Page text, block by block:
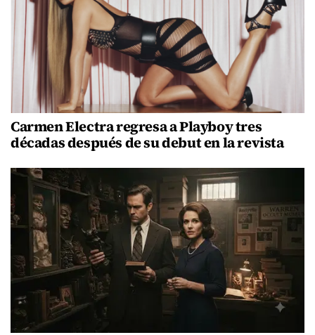
Carmen Electra regresa a Playboy tres
décadas después de su debut en la revista